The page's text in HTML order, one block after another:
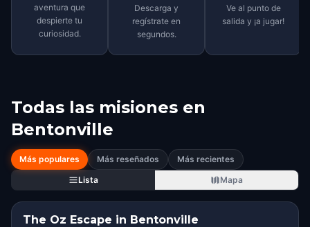
aventura que
despierte tu
curiosidad.
Descarga y
regístrate en
segundos.
Ve al punto de
salida y ¡a jugar!
Todas las misiones en
Bentonville
Más populares Más reseñados
Más recientes
Lista
Mapa
The Oz Escape in Bentonville